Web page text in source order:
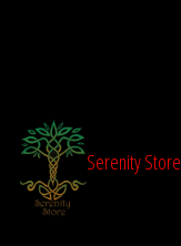
Serenity Store